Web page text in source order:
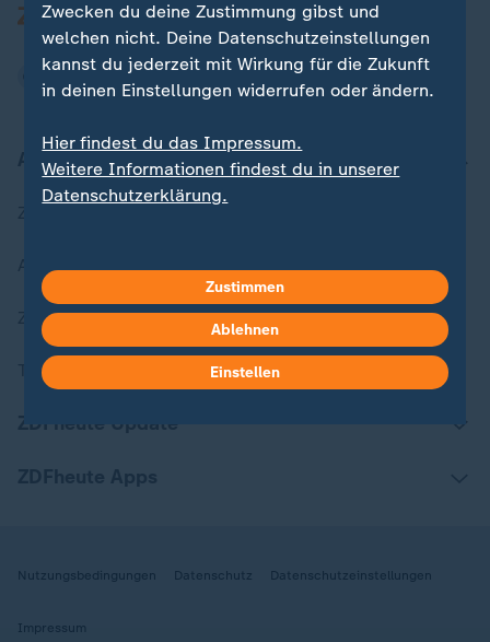
Aktuell bei ZDFheute
Aktuelle Sendungs-Videos
ZDFheute Stories
Themen im Überblick
ZDFheute Update
Nutzungsbedingungen Datenschutz Datenschutzeinstellungen
Impressum
Zwecken du deine Zustimmung gibst und
welchen nicht. Deine Datenschutzeinstellungen
kannst du jederzeit mit Wirkung für die Zukunft
in deinen Einstellungen widerrufen oder ändern.
Hier findest du das Impressum.
Weitere Informationen findest du in unserer
Datenschutzerklärung.
Zustimmen
Ablehnen
Einstellen